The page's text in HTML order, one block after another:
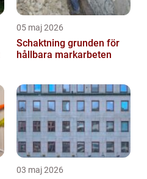
05 maj 2026
Schaktning grunden för
hållbara markarbeten
03 maj 2026